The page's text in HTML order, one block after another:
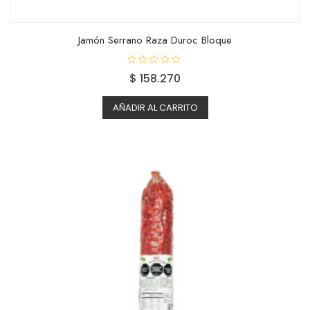
Jamón Serrano Raza Duroc Bloque
V
a
o
r
a
d
$ 158.270
AÑADIR AL CARRITO